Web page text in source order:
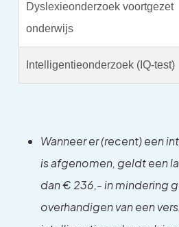
Dyslexieonderzoek voortgezet
onderwijs
Intelligentieonderzoek (IQ-test)
Wanneer er (recent) een
is afgenomen, geldt een
dan € 236,- in mindering
overhandigen van een